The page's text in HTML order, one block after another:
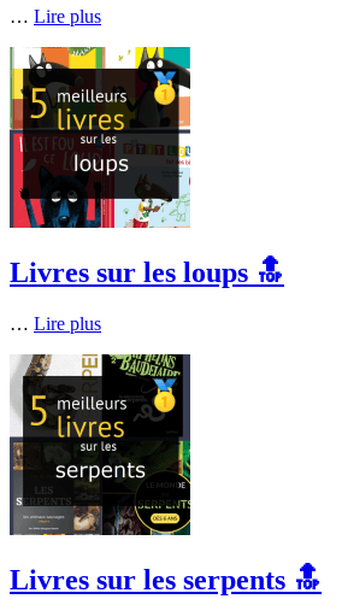
… Lire plus
Livres sur les loups 🔝
… Lire plus
Livres sur les serpents 🔝